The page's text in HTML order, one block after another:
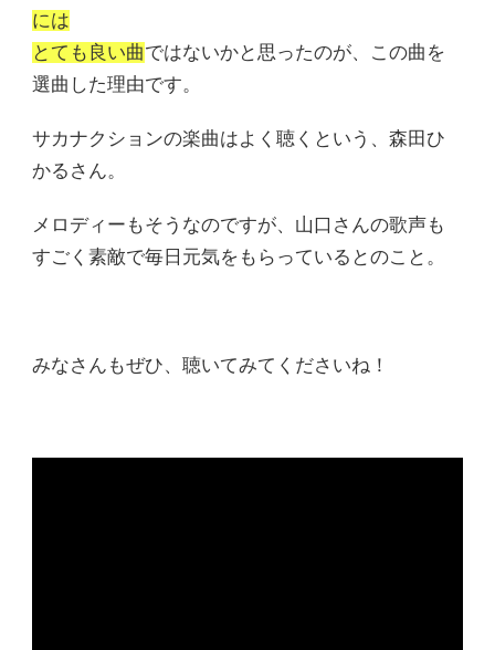
には
とても良い曲ではないかと思ったのが、この曲を
選曲した理由です。
サカナクションの楽曲はよく聴くという、森田ひ
かるさん。
メロディーもそうなのですが、山口さんの歌声も
すごく素敵で毎日元気をもらっているとのこと。
みなさんもぜひ、聴いてみてくださいね！